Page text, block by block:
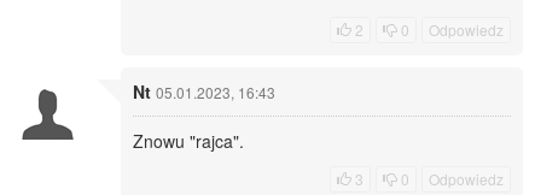
2 0 Odpowiedz
Nt 05.01.2023, 16:43
Znowu "rajca".
3 0 Odpowiedz